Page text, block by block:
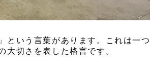
という言葉があります。これは一つ
大切さを表した格言です。